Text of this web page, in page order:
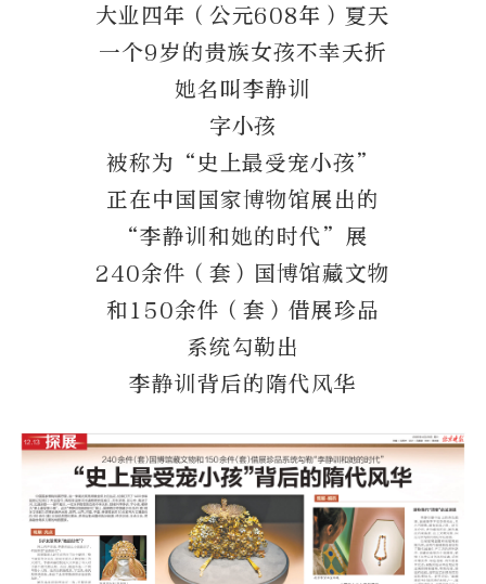
大业四年（公元608年）夏天
一个9岁的贵族女孩不幸夭折
她名叫李静训
字小孩
被称为“史上最受宠小孩”
正在中国国家博物馆展出的
“李静训和她的时代”展
240余件（套）国博馆藏文物
和150余件（套）借展珍品
系统勾勒出
李静训背后的隋代风华